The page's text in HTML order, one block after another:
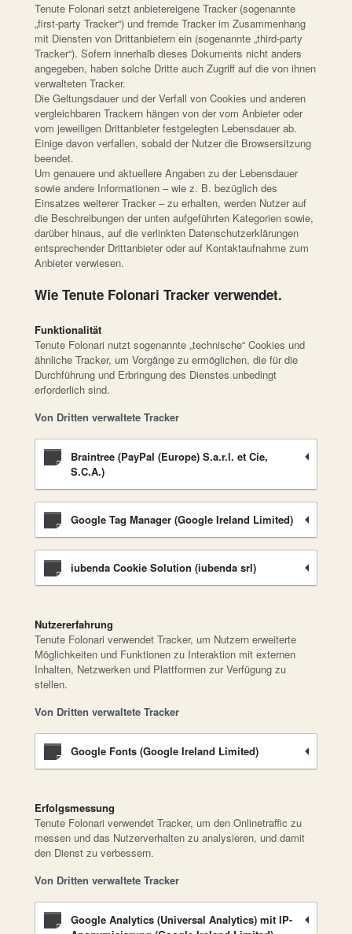
Tenute Folonari setzt anbietereigene Tracker (sogenannte
„first-party Tracker“) und fremde Tracker im Zusammenhang
mit Diensten von Drittanbietern ein (sogenannte „third-party
Tracker“). Sofern innerhalb dieses Dokuments nicht anders
angegeben, haben solche Dritte auch Zugriff auf die von ihnen
verwalteten Tracker.
Die Geltungsdauer und der Verfall von Cookies und anderen
vergleichbaren Trackern hängen von der vom Anbieter oder
vom jeweiligen Drittanbieter festgelegten Lebensdauer ab.
Einige davon verfallen, sobald der Nutzer die Browsersitzung
beendet.
Um genauere und aktuellere Angaben zu der Lebensdauer
sowie andere Informationen – wie z. B. bezüglich des
Einsatzes weiterer Tracker – zu erhalten, werden Nutzer auf
die Beschreibungen der unten aufgeführten Kategorien sowie,
darüber hinaus, auf die verlinkten Datenschutzerklärungen
entsprechender Drittanbieter oder auf Kontaktaufnahme zum
Anbieter verwiesen.
Wie Tenute Folonari Tracker verwendet.
Funktionalität
Tenute Folonari nutzt sogenannte „technische“ Cookies und
ähnliche Tracker, um Vorgänge zu ermöglichen, die für die
Durchführung und Erbringung des Dienstes unbedingt
erforderlich sind.
Von Dritten verwaltete Tracker
Braintree (PayPal (Europe) S.a.r.l. et Cie,
S.C.A.)
Google Tag Manager (Google Ireland Limited)
iubenda Cookie Solution (iubenda srl)
Nutzererfahrung
Tenute Folonari verwendet Tracker, um Nutzern erweiterte
Möglichkeiten und Funktionen zu Interaktion mit externen
Inhalten, Netzwerken und Plattformen zur Verfügung zu
stellen.
Von Dritten verwaltete Tracker
Google Fonts (Google Ireland Limited)
Erfolgsmessung
Tenute Folonari verwendet Tracker, um den Onlinetraffic zu
messen und das Nutzerverhalten zu analysieren, und damit
den Dienst zu verbessern.
Von Dritten verwaltete Tracker
Google Analytics (Universal Analytics) mit IP-